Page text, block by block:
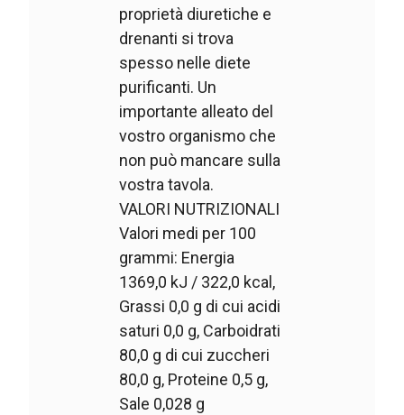
proprietà diuretiche e
drenanti si trova
spesso nelle diete
purificanti. Un
importante alleato del
vostro organismo che
non può mancare sulla
vostra tavola.
VALORI NUTRIZIONALI
Valori medi per 100
grammi: Energia
1369,0 kJ / 322,0 kcal,
Grassi 0,0 g di cui acidi
saturi 0,0 g, Carboidrati
80,0 g di cui zuccheri
80,0 g, Proteine 0,5 g,
Sale 0,028 g